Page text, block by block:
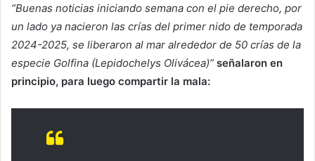
“Buenas noticias iniciando semana con el pie derecho, por
un lado ya nacieron las crías del primer nido de temporada
2024-2025, se liberaron al mar alrededor de 50 crías de la
especie Golfina (Lepidochelys Olivácea)” señalaron en
principio, para luego compartir la mala: